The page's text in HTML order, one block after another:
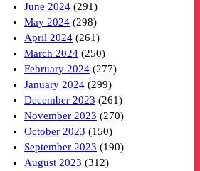
June 2024 (291)
May 2024 (298)
April 2024 (261)
March 2024 (250)
February 2024 (277)
January 2024 (299)
December 2023 (261)
November 2023 (270)
October 2023 (150)
September 2023 (190)
August 2023 (312)